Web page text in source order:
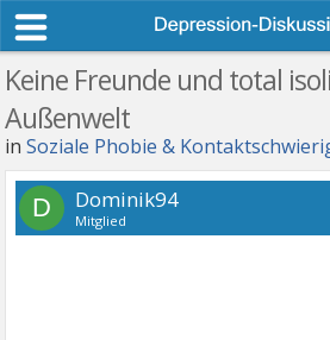
Keine Freunde und total
Außenwelt
inSoziale Phobie &
D Dominik94
Mitglied